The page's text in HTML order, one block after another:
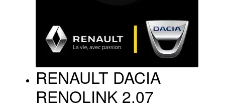
RENAULT DACIA
RENOLINK 2.07